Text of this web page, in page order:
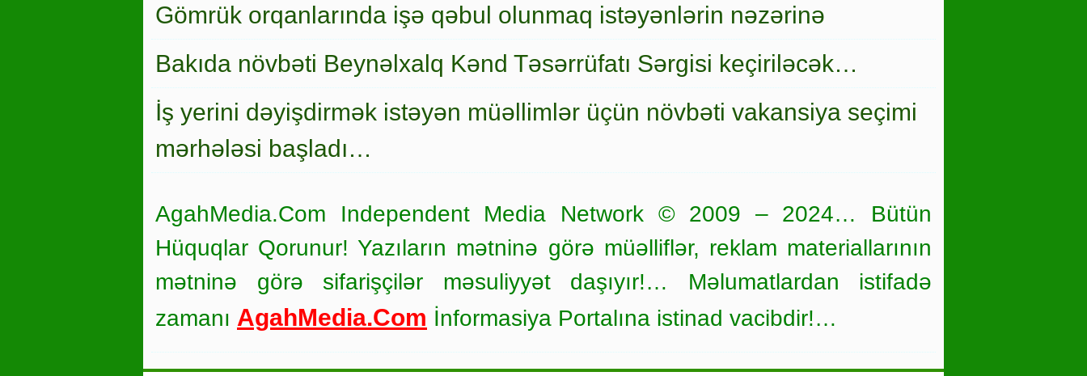
Gömrük orqanlarında işə qəbul olunmaq istəyənlərin nəzərinə
Bakıda növbəti Beynəlxalq Kənd Təsərrüfatı Sərgisi keçiriləcək…
İş yerini dəyişdirmək istəyən müəllimlər üçün növbəti vakansiya seçimi
mərhələsi başladı…
AgahMedia.Com Independent Media Network © 2009 – 2024… Bütün
Hüquqlar Qorunur! Yazıların mətninə görə müəlliflər, reklam materiallarının
mətninə görə sifarişçilər məsuliyyət daşıyır!… Məlumatlardan istifadə
zamanı AgahMedia.Com İnformasiya Portalına istinad vacibdir!…